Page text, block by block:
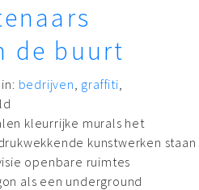
de buurt
bedrijven graffiti
kleurrijke murals het
kunstwerken staan
openbare ruimtes
als een underground